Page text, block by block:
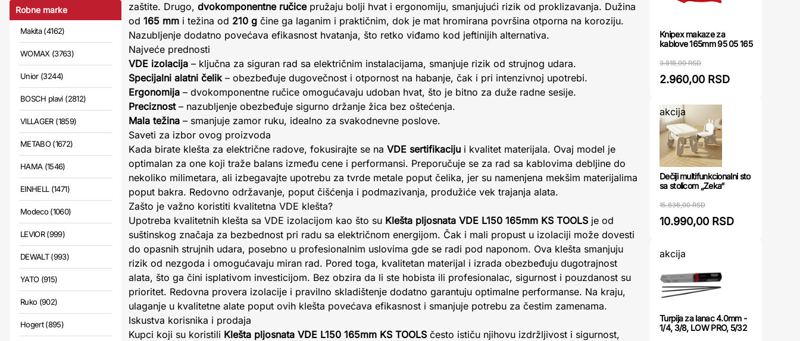
Robne marke
Makita (4162)
WOMAX (3763)
Unior (3244)
BOSCH plavi (2812)
VILLAGER (1859)
METABO (1672)
HAMA (1546)
EINHELL (1471)
Modeco (1060)
LEVIOR (999)
DEWALT (993)
YATO (915)
Ruko (902)
Hogert (895)
zaštite. Drugo, dvokomponentne ručicepružaju bolji hvat i ergonomiju, smanjujući rizik od proklizavanja. Dužina
od 165 mm i težina od 210 g čine ga laganim i praktičnim, dok je mat hromirana površina otporna na koroziju.
Nazubljenje dodatno povećava efikasnost hvatanja, što retko viđamo kod jeftinijih alternativa.
Najveće prednosti
VDE izolacija – ključna za siguran rad sa električnim instalacijama, smanjuje rizik od strujnog udara.
Specijalni alatni čelik– obezbeđuje dugovečnost i otpornost na habanje, čak i pri intenzivnoj upotrebi.
Ergonomija – dvokomponentne ručice omogućavaju udoban hvat, što je bitno za duže radne sesije.
Preciznost– nazubljenje obezbeđuje sigurno držanje žica bez oštećenja.
Mala težina – smanjuje zamor ruku, idealno za svakodnevne poslove.
Saveti za izbor ovog proizvoda
Kada birate klešta za električne radove, fokusirajte se na VDE sertifikaciju i kvalitet materijala. Ovaj model je
optimalan za one koji traže balans između cene i performansi. Preporučuje se za rad sa kablovima debljine do
nekoliko milimetara, ali izbegavajte upotrebu za tvrde metale poput čelika, jer su namenjena mekšim materijalima
poput bakra. Redovno održavanje, poput čišćenja i podmazivanja, produžiće vek trajanja alata.
Zašto je važno koristiti kvalitetna VDE klešta?
Upotreba kvalitetnih klešta sa VDE izolacijom kao što su Klešta pljosnata VDE L150 165mm KS TOOLS je od
suštinskog značaja za bezbednost pri radu sa električnom energijom. Čak i mali propust u izolaciji može dovesti
do opasnih strujnih udara, posebno u profesionalnim uslovima gde se radi pod naponom. Ova klešta smanjuju
rizik od nezgoda i omogućavaju miran rad. Pored toga, kvalitetan materijal i izrada obezbeđuju dugotrajnost
alata, što ga čini isplativom investicijom. Bez obzira da li ste hobista ili profesionalac, sigurnost i pouzdanost su
prioritet. Redovna provera izolacije i pravilno skladištenje dodatno garantuju optimalne performanse. Na kraju,
ulaganje u kvalitetne alate poput ovih klešta povećava efikasnost i smanjuje potrebu za čestim zamenama.
Iskustva korisnika i prodaja
Kupci koji su koristili Klešta pljosnata VDE L150 165mm KS TOOLS često ističu njihovu izdržljivost i sigurnost,
Knipex makaze za
kablove 165mm 95 05 165
3.818,00 RSD
2.960,00 RSD
akcija
Dečiji multifunkcionalni sto
sa stolicom „Zeka“
15.836,00 RSD
10.990,00 RSD
akcija
Turpija za lanac 4.0mm -
1/4, 3/8, LOW PRO, 5/32